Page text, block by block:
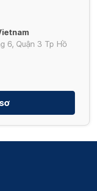
6, Quận 3 Tp Hồ